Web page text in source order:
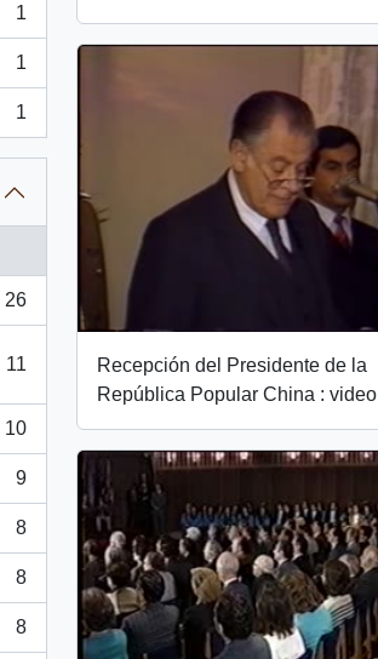
1
1
1
26
11
10
9
8
8
8
Recepción del Presidente de la
República Popular China : video